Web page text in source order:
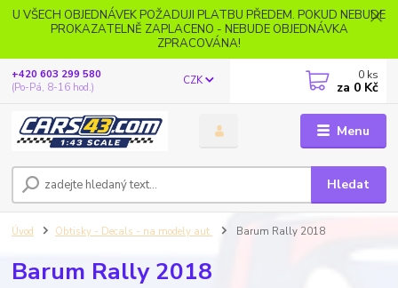
U VŠECH OBJEDNÁVEK POŽADUJI PLATBU PŘEDEM. POKUD NEBUDE
PROKAZATELNĚ ZAPLACENO - NEBUDE OBJEDNÁVKA
ZPRACOVÁNA!
Menu
CZK
Hledat
+420 603 299 580
(Po-Pá, 8-16 hod.)
0 ks
za 0 Kč
Úvod Obtisky - Decals - na modely aut Barum Rally 2018
Barum Rally 2018